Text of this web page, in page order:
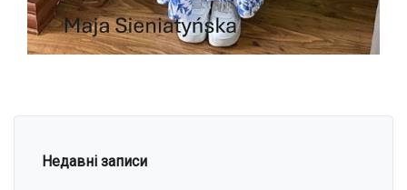
Недавні записи